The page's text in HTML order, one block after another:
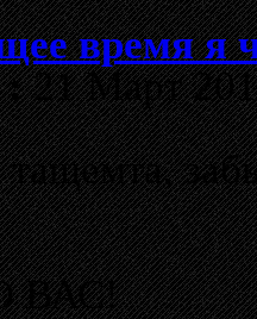
время я
:21 Март
ВАС!